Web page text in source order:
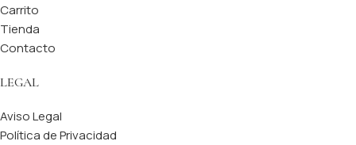
Carrito
Tienda
Contacto
LEGAL
Aviso Legal
Política de Privacidad